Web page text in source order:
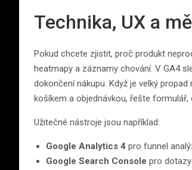
Technika, UX a
Pokud chcete zjistit, proč produkt
heatmapy a záznamy chování. V GA4
dokončení nákupu. Když je velký
košíkem a objednávkou, řešte formulář,
Užitečné nástroje jsou například:
Google Analytics 4 pro funnel
Google Search Console pro dotazy